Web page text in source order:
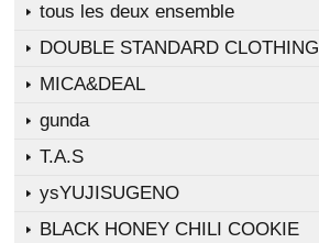
tous les deux ensemble
DOUBLE STANDARD CLOTHING
MICA&DEAL
gunda
T.A.S
ysYUJISUGENO
BLACK HONEY CHILI COOKIE